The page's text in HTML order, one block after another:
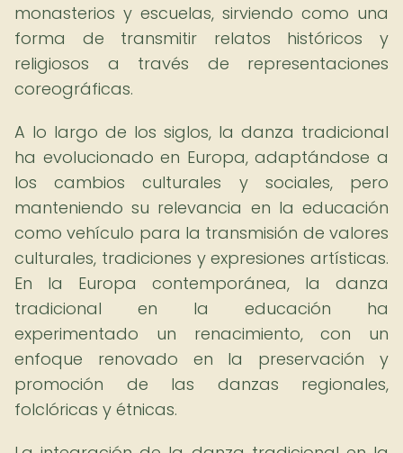
monasterios y escuelas, sirviendo como una
forma de transmitir relatos históricos y
religiosos a través de representaciones
coreográficas.
A lo largo de los siglos, la danza tradicional
ha evolucionado en Europa, adaptándose a
los cambios culturales y sociales, pero
manteniendo su relevancia en la educación
como vehículo para la transmisión de valores
culturales, tradiciones y expresiones artísticas.
En la Europa contemporánea, la danza
tradicional en la educación ha
experimentado un renacimiento, con un
enfoque renovado en la preservación y
promoción de las danzas regionales,
folclóricas y étnicas.